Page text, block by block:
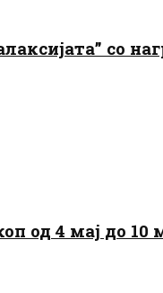
со
од 4 мај до